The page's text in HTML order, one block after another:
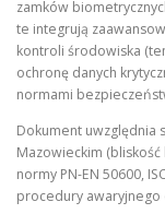
zamków
te integrują
kontroli środowiska
ochronę danych
normami
Dokument uwzględnia
Mazowieckim
normy PN-EN 50600,
procedury awaryjnego